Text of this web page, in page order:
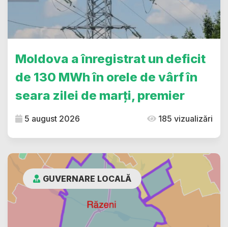
Moldova a înregistrat un deficit
de 130 MWh în orele de vârf în
seara zilei de marți, premier
5 august 2026 185 vizualizări
GUVERNARE LOCALĂ